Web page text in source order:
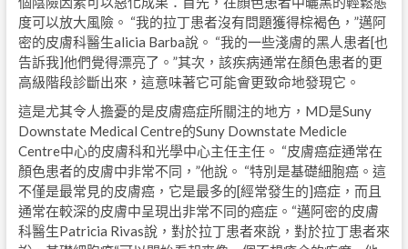
度可以放大風險。 “我的拉丁患者沒有問題獲得棕褐色，”邁阿
密的皮膚科醫生alicia Barba說。 “我的一些淺膚的黑人患者[也
告訴我]他們覺得漂亮了。”其次，該疾病通常在顏色患者的更
高級階段診斷出來，這意味著它可能會更致命地發現它。
這是尤其令人擔憂的是皮膚癌症所關注的地方，MD是Suny
Downstate Medical Centre的Suny Downstate Medicle
Centre中心的皮膚科和光學中心主任主任。 “皮膚癌症通常在
顏色患者的皮膚中非常不同，”他說。 “特別是基礎細胞癌。這
不僅是最常見的皮膚癌，它是最多的[經常發生的]癌症，而且
通常在較深的皮膚中呈現出非常不同的癌症。“邁阿密的皮膚
科醫生Patricia Rivas說，對於拉丁患者來說，對於拉丁患者來